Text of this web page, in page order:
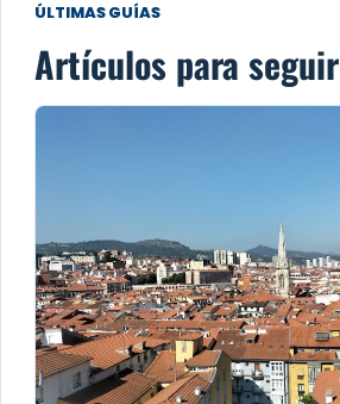
ÚLTIMAS GUÍAS
Artículos para